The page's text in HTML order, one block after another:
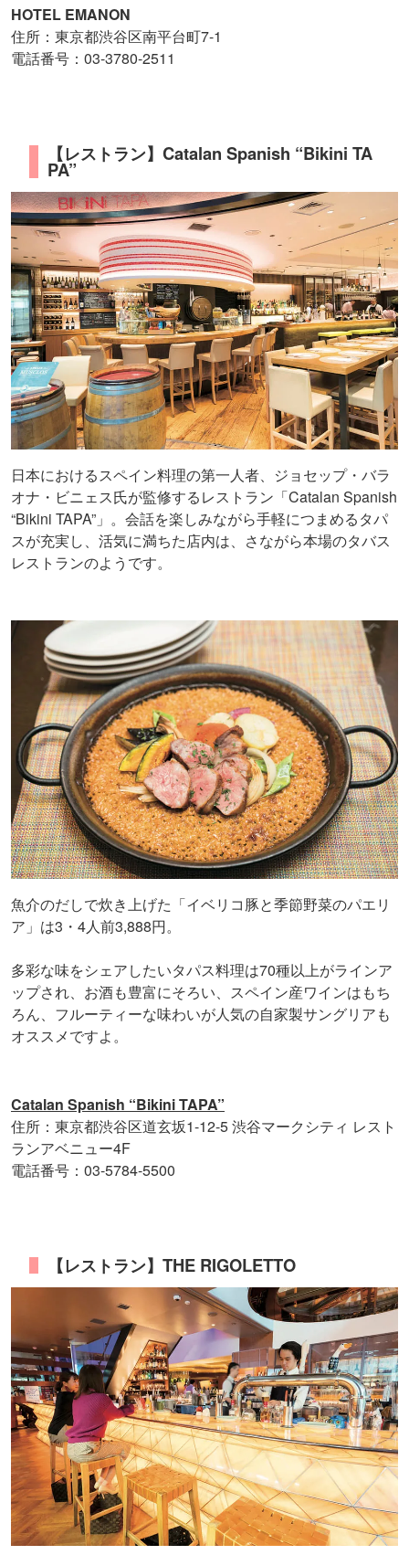
HOTEL EMANON
住所：東京都渋谷区南平台町7-1
電話番号：03-3780-2511
【レストラン】Catalan Spanish “Bikini TA
PA”
日本におけるスペイン料理の第一人者、ジョセップ・バラ
オナ・ビニェス氏が監修するレストラン「Catalan Spanish
“Bikini TAPA”」。会話を楽しみながら手軽につまめるタパ
スが充実し、活気に満ちた店内は、さながら本場のタバス
レストランのようです。
魚介のだしで炊き上げた「イベリコ豚と季節野菜のパエリ
ア」は3・4人前3,888円。
多彩な味をシェアしたいタパス料理は70種以上がラインア
ップされ、お酒も豊富にそろい、スペイン産ワインはもち
ろん、フルーティーな味わいが人気の自家製サングリアも
オススメですよ。
Catalan Spanish “Bikini TAPA”
住所：東京都渋谷区道玄坂1-12-5 渋谷マークシティ レスト
ランアベニュー4F
電話番号：03-5784-5500
【レストラン】THE RIGOLETTO